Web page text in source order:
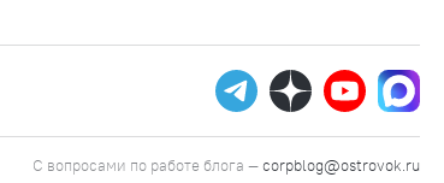
С вопросами по работе блога —corpblog@ostrovok.ru